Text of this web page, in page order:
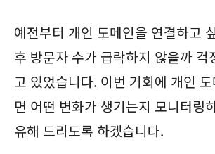
예전부터 개인 도메인을 연결하고
후 방문자 수가 급락하지 않을까 걱
고 있었습니다. 이번 기회에 개인
면 어떤 변화가 생기는지 모니터링
유해 드리도록 하겠습니다.